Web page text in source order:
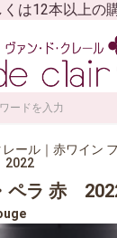
は12本以上の
ール｜赤ワイン
2022
ペラ 赤